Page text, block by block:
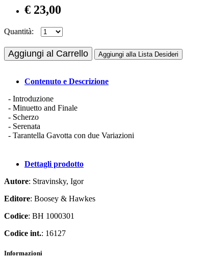
€ 23,00
Quantità:
Aggiungi al Carrello Aggiungi alla Lista Desideri
Contenuto e Descrizione
- Introduzione
- Minuetto and Finale
- Scherzo
- Serenata
- Tarantella Gavotta con due Variazioni
Dettagli prodotto
Autore: Stravinsky, Igor
Editore: Boosey & Hawkes
Codice: BH 1000301
Codice int.: 16127
Informazioni